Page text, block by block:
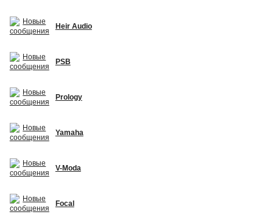
Heir Audio
PSB
Prology
Yamaha
V-Moda
Focal